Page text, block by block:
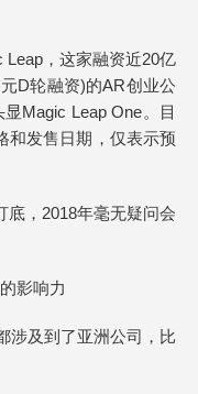
，这家融资近20亿
D轮融资)的AR创业公
Magic Leap One。目
和发售日期，仅表示预
，2018年毫无疑问会
影响力
涉及到了亚洲公司，比